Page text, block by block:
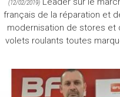
(12/02/2019)
français de la réparation et
modernisation de stores et
volets roulants toutes